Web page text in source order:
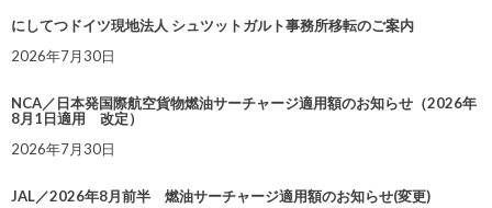
にしてつドイツ現地法人 シュツットガルト事務所移転のご案内
2026年7月30日
NCA／日本発国際航空貨物燃油サーチャージ適用額のお知らせ（2026年
8月1日適用 改定）
2026年7月30日
JAL／2026年8月前半 燃油サーチャージ適用額のお知らせ(変更)